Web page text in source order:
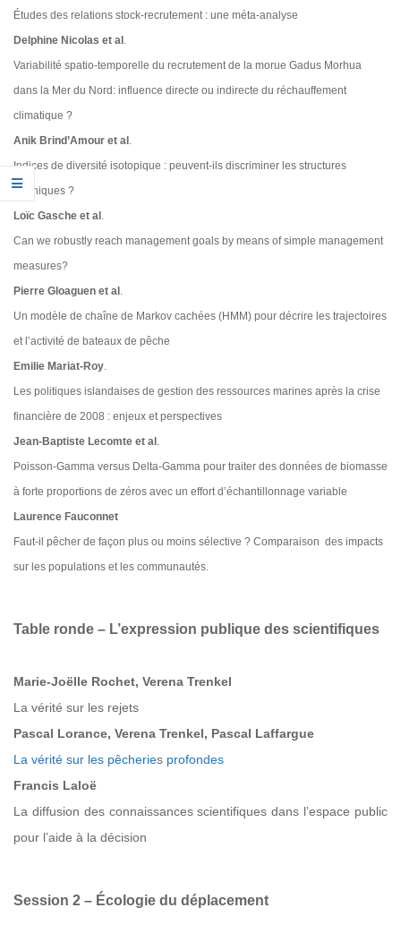
Études des relations stock-recrutement : une méta-analyse
Delphine Nicolas et al
Variabilité spatio-temporelle du recrutement de la morue Gadus Morhua
dans la Mer du Nord: influence directe ou indirecte du réchauffement
climatique ?
Anik Brind’Amour et al
Indices de diversité isotopique : peuvent-ils discriminer les structures
trophiques ?
Loïc Gasche et al
Can we robustly reach management goals by means of simple management
measures?
Pierre Gloaguen et al
Un modèle de chaîne de Markov cachées (HMM) pour décrire les trajectoires
et l’activité de bateaux de pêche
Emilie Mariat-Roy
Les politiques islandaises de gestion des ressources marines après la crise
financière de 2008 : enjeux et perspectives
Jean-Baptiste Lecomte et al
Poisson-Gamma versus Delta-Gamma pour traiter des données de biomasse
à forte proportions de zéros avec un effort d’échantillonnage variable
Laurence Fauconnet
Faut-il pêcher de façon plus ou moins sélective ? Comparaison des impacts
sur les populations et les communautés.
Table ronde – L’expression publique des scientifiques
Marie-Joëlle Rochet, Verena Trenkel
La vérité sur les rejets
Pascal Lorance, Verena Trenkel, Pascal Laffargue
La vérité sur les pêcheries profondes
Francis Laloë
La diffusion des connaissances scientifiques dans l’espace public
pour l’aide à la décision
Session 2 – Écologie du déplacement